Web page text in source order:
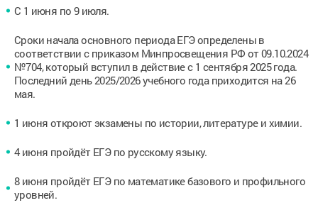
С 1 июня по 9 июля.
Сроки начала основного периода ЕГЭ определены в
соответствии с приказом Минпросвещения РФ от 09.10.2024
№704, который вступил в действие с 1 сентября 2025 года.
Последний день 2025/2026 учебного года приходится на 26
мая.
1 июня откроют экзамены по истории, литературе и химии.
4 июня пройдёт ЕГЭ по русскому языку.
8 июня пройдёт ЕГЭ по математике базового и профильного
уровней.